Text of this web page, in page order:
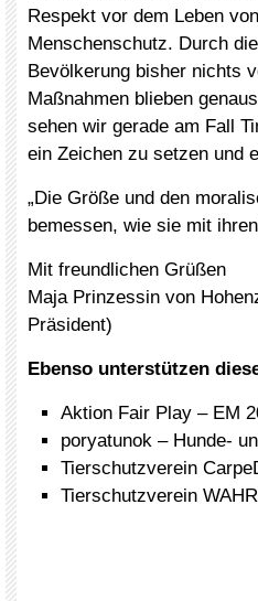
Respekt vor dem Leben
Menschenschutz. Durch
Bevölkerung bisher nichts
Maßnahmen blieben
sehen wir gerade am Fall
ein Zeichen zu setzen und
„Die Größe und den
bemessen, wie sie mit
Mit freundlichen Grüßen
Maja Prinzessin von
Präsident)
Ebenso unterstützen
Aktion Fair Play – EM
poryatunok – Hunde-
Tierschutzverein
Tierschutzverein